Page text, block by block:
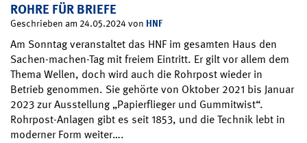
ROHRE FÜR BRIEFE
Geschrieben am 24.05.2024 von HNF
Am Sonntag veranstaltet das HNF im gesamten Haus den
Sachen-machen-Tag mit freiem Eintritt. Er gilt vor allem dem
Thema Wellen, doch wird auch die Rohrpost wieder in
Betrieb genommen. Sie gehörte von Oktober 2021 bis Januar
2023 zur Ausstellung „Papierflieger und Gummitwist“.
Rohrpost-Anlagen gibt es seit 1853, und die Technik lebt in
moderner Form weiter….